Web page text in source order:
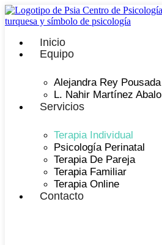
Inicio
Equipo
Alejandra Rey Pousada
L. Nahir Martínez Abalo
Servicios
Terapia Individual
Psicología Perinatal
Terapia De Pareja
Terapia Familiar
Terapia Online
Contacto